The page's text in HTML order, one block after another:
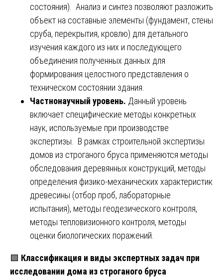
состояния). Анализ и синтез позволяют разложить
объект на составные элементы (фундамент, стены
сруба, перекрытия, кровлю) для детального
изучения каждого из них и последующего
объединения полученных данных для
формирования целостного представления о
техническом состоянии здания.
Частнонаучный уровень. Данный уровень
включает специфические методы конкретных
наук, используемые при производстве
экспертизы. В рамках строительной экспертизы
домов из строганого бруса применяются методы
обследования деревянных конструкций, методы
определения физико-механических характеристик
древесины (отбор проб, лабораторные
испытания), методы геодезического контроля,
методы тепловизионного контроля, методы
оценки биологических поражений.
🟩 Классификация и виды экспертных задач при
исследовании дома из строганого бруса